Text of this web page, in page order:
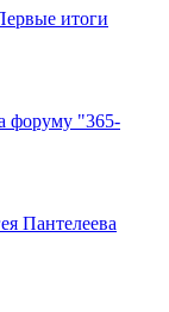
итоги
форуму "365-
Пантелеева